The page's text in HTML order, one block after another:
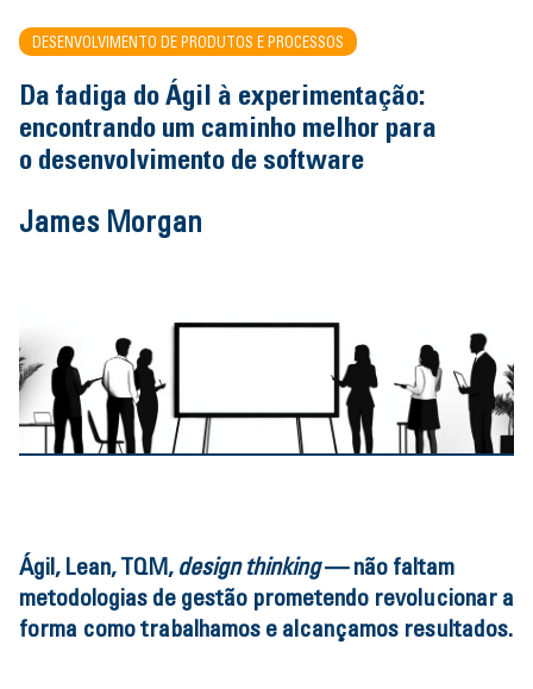
DESENVOLVIMENTO DE PRODUTOS E PROCESSOS
Da fadiga do Ágil à experimentação:
encontrando um caminho melhor para
o desenvolvimento de software
James Morgan
Ágil, Lean, TQM, design thinking— não faltam
metodologias de gestão prometendo revolucionar a
forma como trabalhamos e alcançamos resultados.